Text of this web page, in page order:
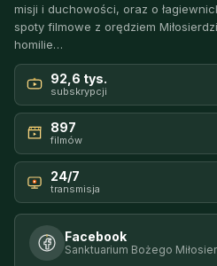
misji i duchowości, oraz o
spoty filmowe z orędziem
homilie…
92,6 tys.
subskrypcji
897
filmów
24/7
transmisja
Facebook
Sanktuarium Bożego